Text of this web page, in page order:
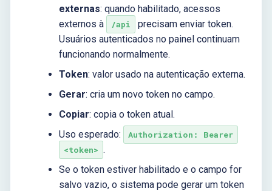
externas: quando habilitado, acessos
externos à
/api
precisam enviar token.
Usuários autenticados no painel continuam
funcionando normalmente.
Token: valor usado na autenticação externa.
Gerar: cria um novo token no campo.
Copiar: copia o token atual.
Uso esperado:
Authorization: Bearer
<token> .
Se o token estiver habilitado e o campo for
salvo vazio, o sistema pode gerar um token